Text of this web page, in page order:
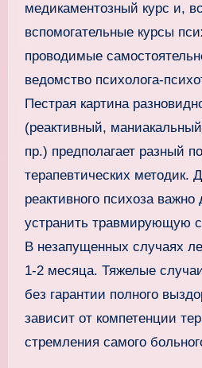
медикаментозный курс и,
вспомогательные курсы
проводимые
ведомство психолога-
Пестрая картина
(реактивный,
пр.) предполагает разный
терапевтических методик.
реактивного психоза важно
устранить травмирующую
В незапущенных случаях
1-2 месяца. Тяжелые
без гарантии полного
зависит от компетенции
стремления самого